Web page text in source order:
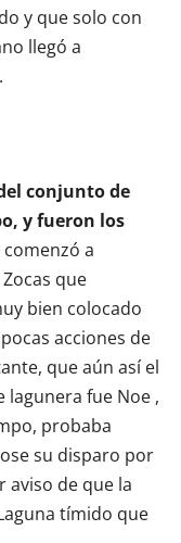
y que solo con
llegó a
conjunto de
y fueron los
comenzó a
que
bien colocado
acciones de
que aún así el
fue Noe ,
probaba
su disparo por
aviso de que la
tímido que